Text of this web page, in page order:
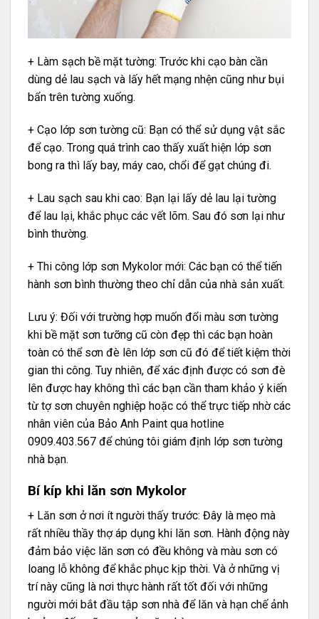
+ Làm sạch bề mặt tường: Trước khi cạo bàn cần
dùng dẻ lau sạch và lấy hết mạng nhện cũng như bụi
bẩn trên tường xuống.
+ Cạo lớp sơn tường cũ: Bạn có thể sử dụng vật sắc
để cạo. Trong quá trình cao thấy xuất hiện lớp sơn
bong ra thì lấy bay, máy cao, chổi để gạt chúng đi.
+ Lau sạch sau khi cao: Bạn lại lấy dẻ lau lại tường
để lau lại, khắc phục các vết lõm. Sau đó sơn lại như
bình thường.
+ Thi công lớp sơn Mykolor mới: Các bạn có thể tiến
hành sơn bình thường theo chỉ dẫn của nhà sản xuất.
Lưu ý: Đối với trường hợp muốn đổi màu sơn tường
khi bề mặt sơn tưỡng cũ còn đẹp thì các bạn hoàn
toàn có thể sơn đè lên lớp sơn cũ đó để tiết kiệm thời
gian thi công. Tuy nhiên, để xác định được có sơn đè
lên được hay không thì các bạn cần tham khảo ý kiến
từ tợ sơn chuyên nghiệp hoặc có thể trực tiếp nhờ các
nhân viên của Bảo Anh Paint qua hotline
0909.403.567 để chúng tôi giám định lớp sơn tường
nhà bạn.
Bí kíp khi lăn sơn Mykolor
+ Lăn sơn ở nơi ít người thấy trước: Đây là mẹo mà
rất nhiều thầy thợ áp dụng khi lăn sơn. Hành động này
đảm bảo việc lăn sơn có đều không và màu sơn có
loang lỗ không để khắc phục kịp thời. Và ở những vị
trí này cũng là nơi thực hành rất tốt đối với những
người mới bắt đầu tập sơn nhà để lăn và hạn chế ảnh